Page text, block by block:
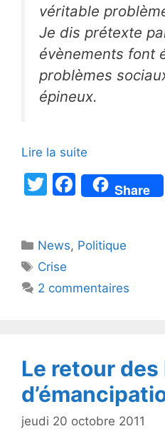
véritable
Je dis prétexte
évènements font
problèmes
épineux.
Lire la suite
T
er
F
a
e
o
Share
Catégories
News, Politique
Étiquettes
Crise
2 commentaires
Le retour
jeudi 20 octobre 2011